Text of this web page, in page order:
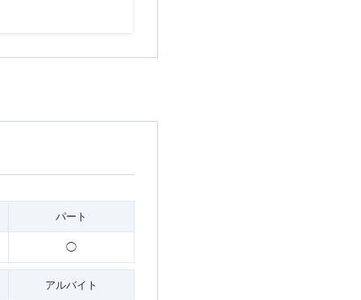
パート
◯
アルバイト